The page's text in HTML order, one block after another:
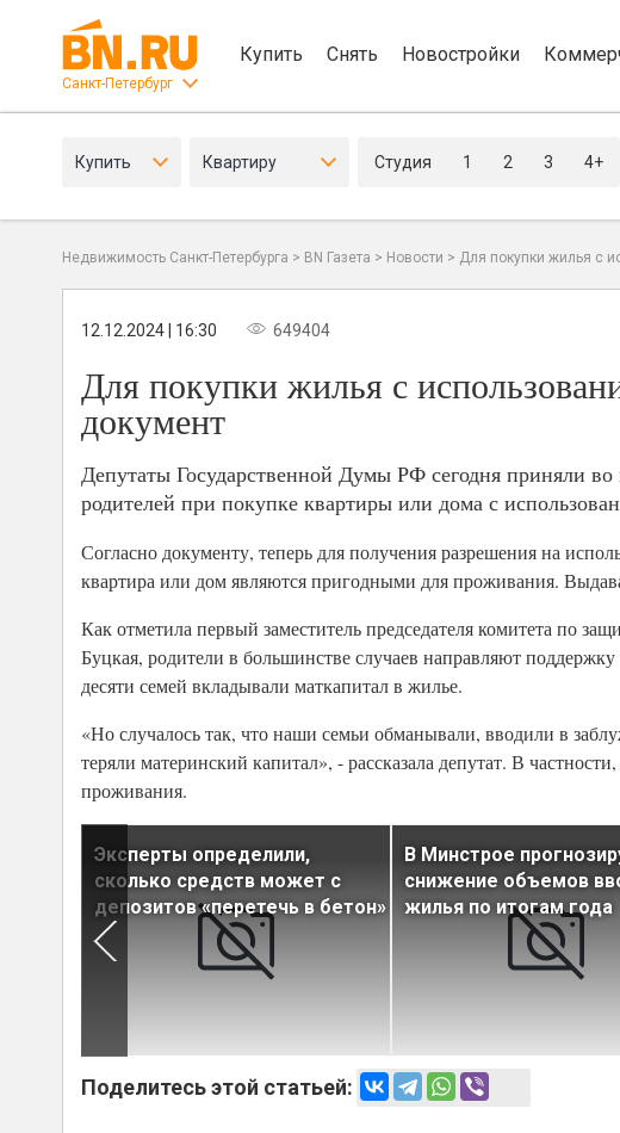
Санкт-Петербург
Купить Снять Новостройки
Купить Квартиру Студия 1 2 3 4+
Недвижимость Санкт-Петербурга > BN Газета > Новости > Для покупки жилья с
12.12.2024 | 16:30 649404
Для покупки жилья с
документ
Депутаты Государственной Думы РФ сегодня приняли
родителей при покупке квартиры или дома с
Согласно документу, теперь для получения разрешения на
квартира или дом являются пригодными для проживания.
Как отметила первый заместитель председателя комитета по
Буцкая, родители в большинстве случаев направляют
десяти семей вкладывали маткапитал в жилье.
«Но случалось так, что наши семьи обманывали, вводили в
теряли материнский капитал», - рассказала депутат. В
проживания.
Эксперты определили,
сколько средств может с
депозитов «перетечь в бетон»
В Минстрое
снижение объемов
жилья по итогам года
Поделитесь этой статьей: